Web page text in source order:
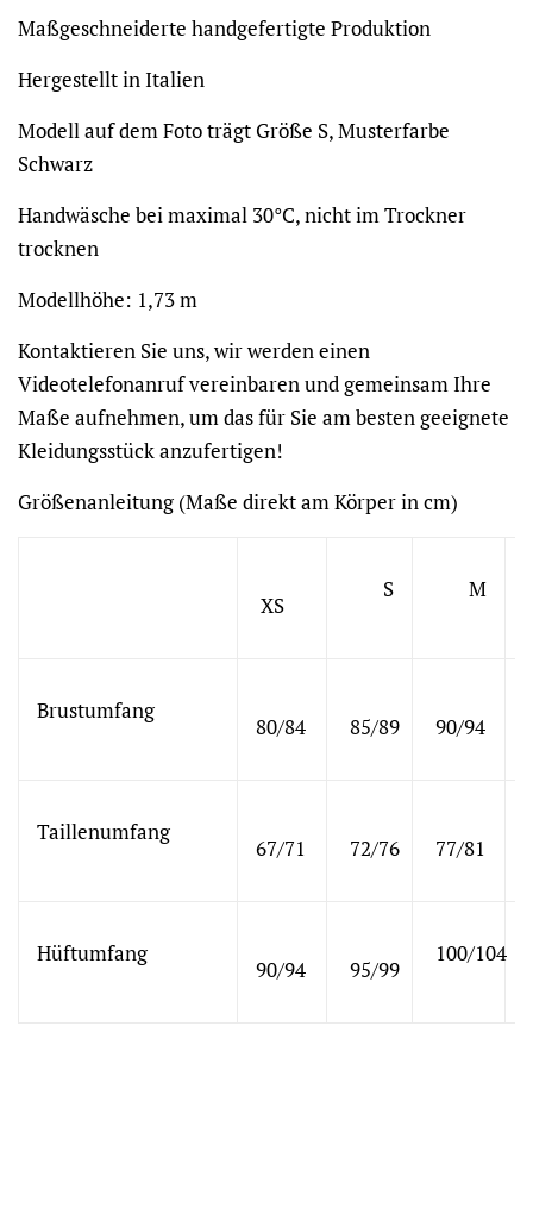
Maßgeschneiderte handgefertigte Produktion
Hergestellt in Italien
Modell auf dem Foto trägt Größe S, Musterfarbe
Schwarz
Handwäsche bei maximal 30°C, nicht im Trockner
trocknen
Modellhöhe: 1,73 m
Kontaktieren Sie uns, wir werden einen
Videotelefonanruf vereinbaren und gemeinsam Ihre
Maße aufnehmen, um das für Sie am besten geeignete
Kleidungsstück anzufertigen!
Größenanleitung (Maße direkt am Körper in cm)
XS
S M
Brustumfang
80/84 85/89 90/94
Taillenumfang
67/71 72/76 77/81
Hüftumfang
90/94 95/99
100/104